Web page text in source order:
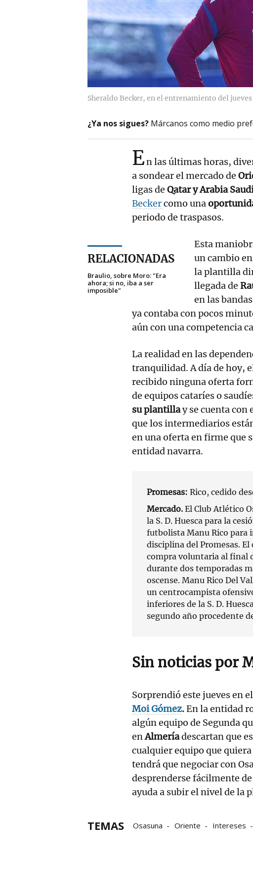
Sheraldo Becker, en el entrenamiento del
¿Ya nos sigues? Márcanos como medio
En las últimas horas,
a sondear el mercado de
ligas de Qatar y Arabia
Beckercomo una
periodo de traspasos.
RELACIONADAS
Braulio, sobre Moro: "Era
ahora; si no, iba a ser
imposible"
Esta
un cambio
la plantilla
llegada de
en las
ya contaba con pocos
aún con una competencia
La realidad en las
tranquilidad. A día de hoy,
recibido ninguna oferta
de equipos cataríes o
su plantillay se cuenta con
que los intermediarios
en una oferta en firme que
entidad navarra.
Promesas: Rico, cedido
Mercado. El Club Atlético
la S. D. Huesca para la
futbolista Manu Rico para
disciplina del Promesas. El
compra voluntaria al final
durante dos temporadas
oscense. Manu Rico Del
un centrocampista
inferiores de la S. D.
segundo año procedente
Sin noticias por
Sorprendió este jueves en
Moi Gómez.En la entidad
algún equipo de Segunda
enAlmeríadescartan que
cualquier equipo que
tendrá que negociar con
desprenderse fácilmente
ayuda a subir el nivel de la
TEMAS Osasuna Oriente Intereses